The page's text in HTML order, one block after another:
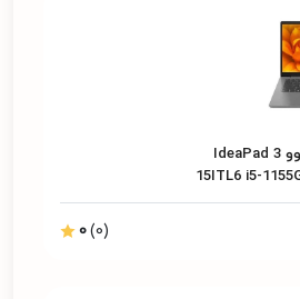
لپ تاپ 15.6 اینچی لنوو IdeaPad 3
15ITL6 i5-
0(0)